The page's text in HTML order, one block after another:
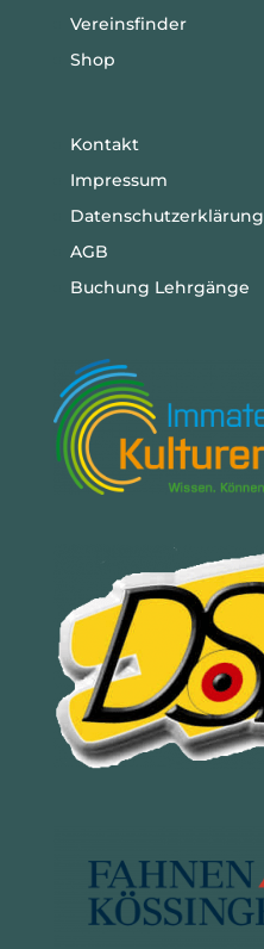
Vereinsfinder
Shop
Kontakt
Impressum
Datenschutzerklärung
AGB
Buchung Lehrgänge